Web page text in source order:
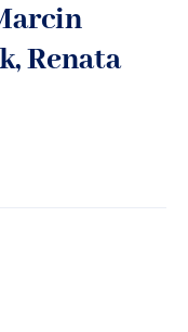
Renata